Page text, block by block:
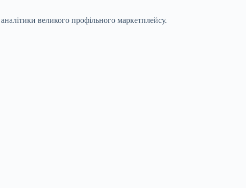
великого профільного маркетплейсу.